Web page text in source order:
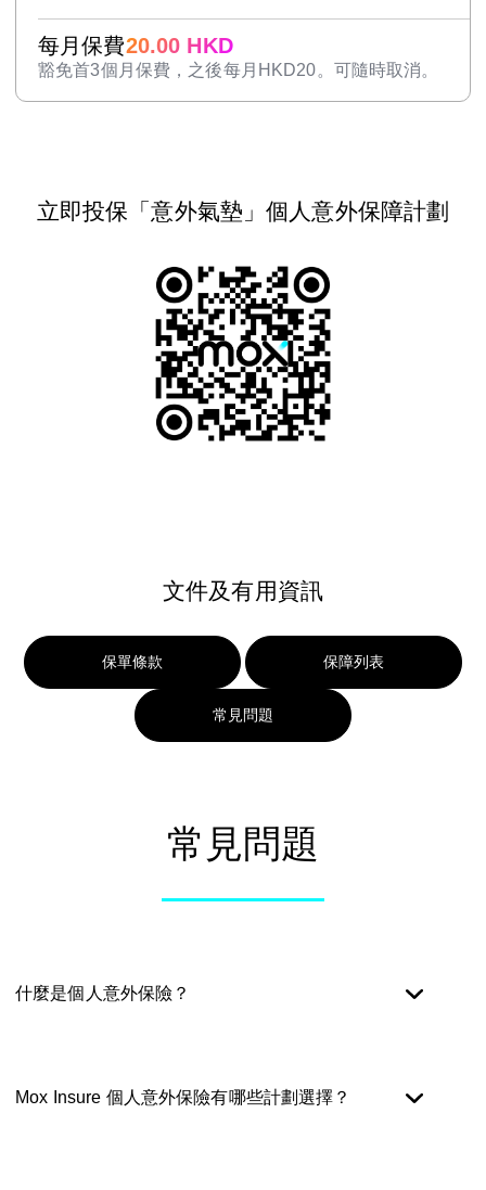
每月保費20.00 HKD
豁免首3個月保費，之後每月HKD20。可隨時取消。
立即投保「意外氣墊」個人意外保障計劃
文件及有用資訊
保單條款 保障列表
常見問題
常見問題
什麼是個人意外保險？
費用等現金賠償的保障。購買意外保險能在不幸發生意外
Mox Insure 個人意外保險有哪些計劃選擇？